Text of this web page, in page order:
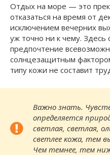
Отдых на море — это
отказаться на время от
исключением вечерних
уж точно ни к чему. Здесь
предпочтение
солнцезащитным
типу кожи не составит
Важно знать.
определяется
светлая, светлая,
светлее кожа, тем
Чем темнее, тем